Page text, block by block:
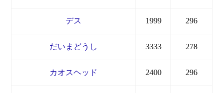
デス 1999 296
だいまどうし 3333 278
カオスヘッド 2400 296